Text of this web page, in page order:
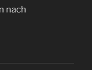
nach